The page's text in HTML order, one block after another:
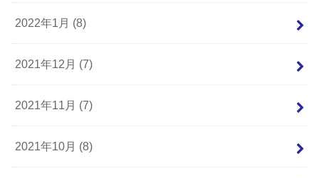
2022年1月 (8)
2021年12月 (7)
2021年11月 (7)
2021年10月 (8)